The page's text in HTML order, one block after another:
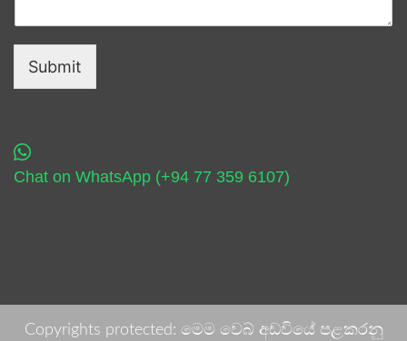
Submit
Chat on WhatsApp (+94 77 359 6107)
Copyrights protected: මෙම වෙබ් අඩවියේ පළකරනු